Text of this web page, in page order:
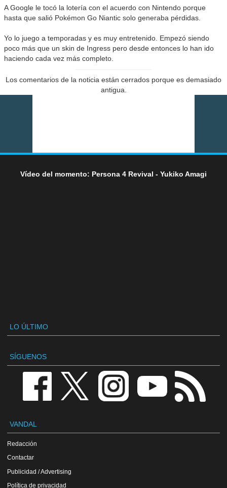
A Google le tocó la lotería con el acuerdo con Nintendo porque
hasta que salió Pokémon Go Niantic solo generaba pérdidas.
Yo lo juego a temporadas y es muy entretenido. Empezó siendo
poco más que un skin de Ingress pero desde entonces lo han ido
haciendo cada vez más completo.
Los comentarios de la noticia están cerrados porque es demasiado
antigua.
Vídeo del momento: Persona 4 Revival - Yukiko Amagi
LO ÚLTIMO
SÍGUENOS
VANDAL
Redacción
Contactar
Publicidad / Advertising
Política de privacidad